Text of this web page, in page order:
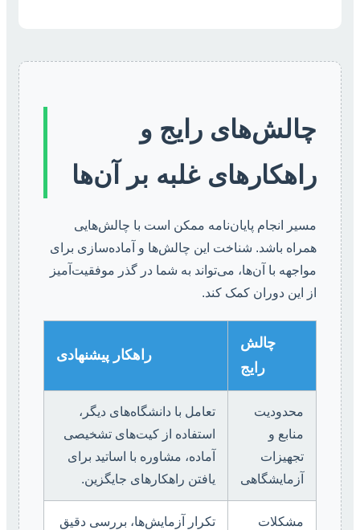
چالش‌های رایج و
راهکارهای غلبه بر آن‌ها
مسیر انجام پایان‌نامه ممکن است با چالش‌هایی
همراه باشد. شناخت این چالش‌ها و آماده‌سازی برای
مواجهه با آن‌ها، می‌تواند به شما در گذر موفقیت‌آمیز
از این دوران کمک کند.
چالش
رایج
راهکار پیشنهادی
محدودیت
منابع و
تجهیزات
آزمایشگاهی
تعامل با دانشگاه‌های دیگر،
استفاده از کیت‌های تشخیصی
آماده، مشاوره با اساتید برای
یافتن راهکارهای جایگزین.
مشکلات
تکرار آزمایش‌ها، بررسی دقیق